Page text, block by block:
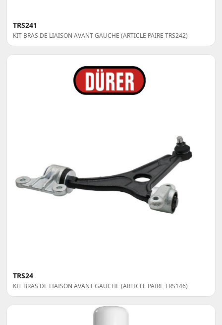
TRS241
KIT BRAS DE LIAISON AVANT GAUCHE (ARTICLE PAIRE TRS242)
TRS24
KIT BRAS DE LIAISON AVANT GAUCHE (ARTICLE PAIRE TRS146)